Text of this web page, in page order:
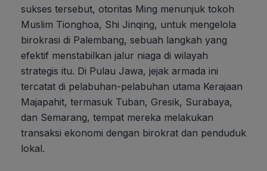
sukses tersebut, otoritas Ming menunjuk tokoh
Muslim Tionghoa, Shi Jinqing, untuk mengelola
birokrasi di Palembang, sebuah langkah yang
efektif menstabilkan jalur niaga di wilayah
strategis itu. Di Pulau Jawa, jejak armada ini
tercatat di pelabuhan-pelabuhan utama Kerajaan
Majapahit, termasuk Tuban, Gresik, Surabaya,
dan Semarang, tempat mereka melakukan
transaksi ekonomi dengan birokrat dan penduduk
lokal.